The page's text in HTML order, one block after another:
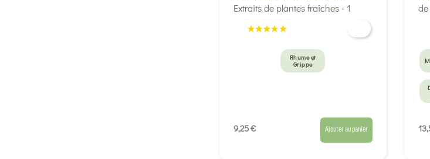
Rhume et
Grippe
9,25 € Ajouter au panier